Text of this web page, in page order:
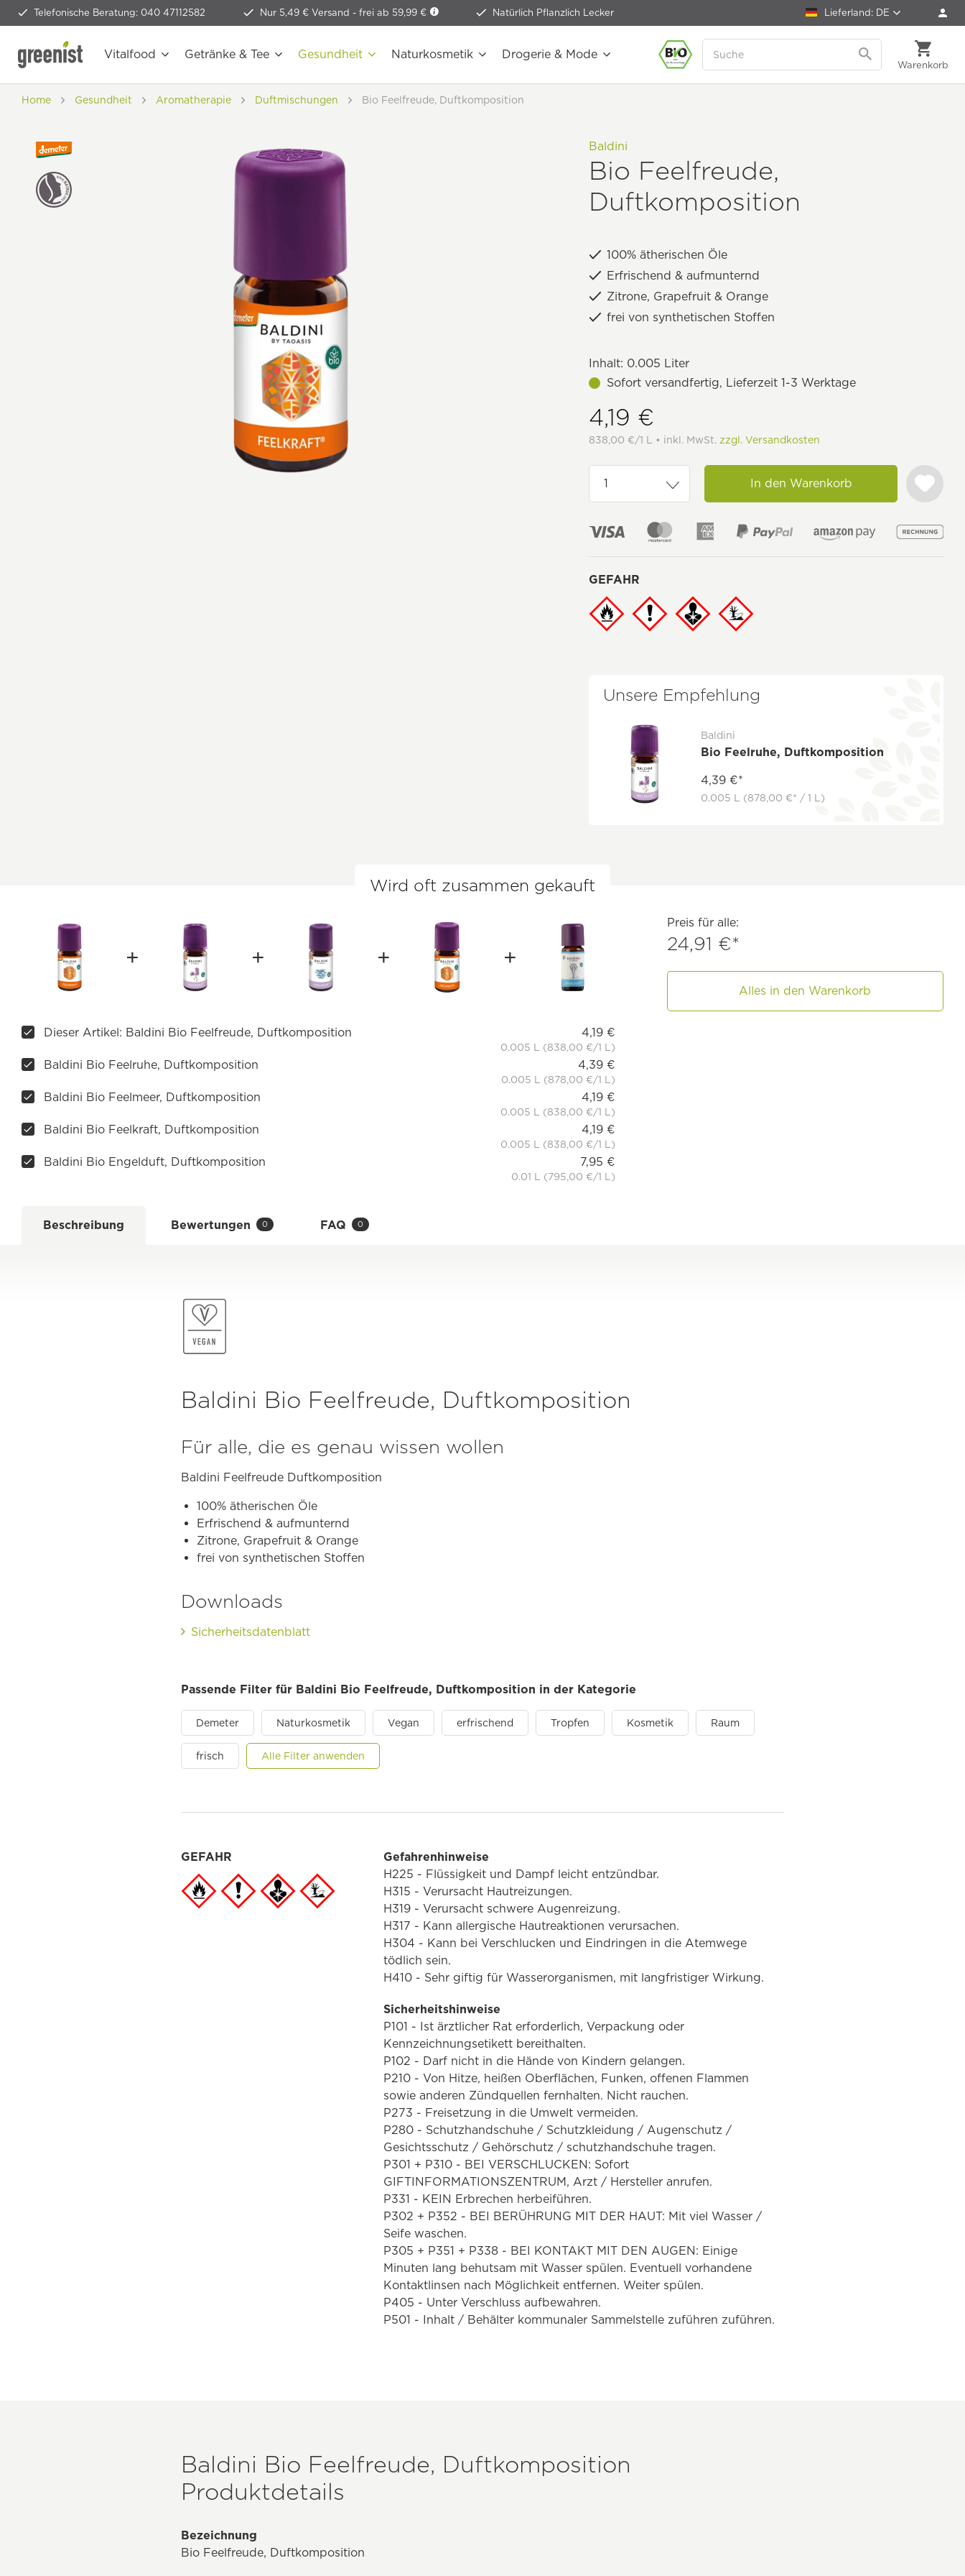
Telefonische Beratung: 040 47112582 Nur 5,49 € Versand - frei ab 59,99 € Natürlich Pflanzlich Lecker Lieferland: DE
Warenkorb
Vitalfood Getränke & Tee Gesundheit Naturkosmetik Drogerie & Mode
Home Gesundheit Aromatherapie Duftmischungen Bio Feelfreude, Duftkomposition
Baldini
Bio Feelfreude,
Duftkomposition
100% ätherischen Öle
Erfrischend & aufmunternd
Zitrone, Grapefruit & Orange
frei von synthetischen Stoffen
Inhalt: 0.005 Liter
Sofort versandfertig, Lieferzeit 1-3 Werktage
4,19 €
838,00 €/1 L • inkl. MwSt. zzgl. Versandkosten
In den Warenkorb
GEFAHR
Unsere Empfehlung
Baldini
Bio Feelruhe, Duftkomposition
4,39 €*
0.005 L (878,00 €* / 1 L)
Wird oft zusammen gekauft
Preis für alle:
24,91 €*
Alles in den Warenkorb
Dieser Artikel: Baldini Bio Feelfreude, Duftkomposition 4,19 €
0.005 L (838,00 €/1 L)
Baldini Bio Feelruhe, Duftkomposition 4,39 €
0.005 L (878,00 €/1 L)
Baldini Bio Feelmeer, Duftkomposition 4,19 €
0.005 L (838,00 €/1 L)
Baldini Bio Feelkraft, Duftkomposition 4,19 €
0.005 L (838,00 €/1 L)
Baldini Bio Engelduft, Duftkomposition 7,95 €
0.01 L (795,00 €/1 L)
Beschreibung Bewertungen 0 FAQ 0
Baldini Bio Feelfreude, Duftkomposition
Für alle, die es genau wissen wollen
Baldini Feelfreude Duftkomposition
100% ätherischen Öle
Erfrischend & aufmunternd
Zitrone, Grapefruit & Orange
frei von synthetischen Stoffen
Downloads
Sicherheitsdatenblatt
Passende Filter für Baldini Bio Feelfreude, Duftkomposition in der Kategorie
Demeter Naturkosmetik Vegan erfrischend Tropfen Kosmetik Raum
frisch Alle Filter anwenden
GEFAHR
Gefahrenhinweise
H225 - Flüssigkeit und Dampf leicht entzündbar.
H315 - Verursacht Hautreizungen.
H319 - Verursacht schwere Augenreizung.
H317 - Kann allergische Hautreaktionen verursachen.
H304 - Kann bei Verschlucken und Eindringen in die Atemwege
tödlich sein.
H410 - Sehr giftig für Wasserorganismen, mit langfristiger Wirkung.
Sicherheitshinweise
P101 - Ist ärztlicher Rat erforderlich, Verpackung oder
Kennzeichnungsetikett bereithalten.
P102 - Darf nicht in die Hände von Kindern gelangen.
P210 - Von Hitze, heißen Oberflächen, Funken, offenen Flammen
sowie anderen Zündquellen fernhalten. Nicht rauchen.
P273 - Freisetzung in die Umwelt vermeiden.
P280 - Schutzhandschuhe / Schutzkleidung / Augenschutz /
Gesichtsschutz / Gehörschutz / schutzhandschuhe tragen.
P301 + P310 - BEI VERSCHLUCKEN: Sofort
GIFTINFORMATIONSZENTRUM, Arzt / Hersteller anrufen.
P331 - KEIN Erbrechen herbeiführen.
P302 + P352 - BEI BERÜHRUNG MIT DER HAUT: Mit viel Wasser /
Seife waschen.
P305 + P351 + P338 - BEI KONTAKT MIT DEN AUGEN: Einige
Minuten lang behutsam mit Wasser spülen. Eventuell vorhandene
Kontaktlinsen nach Möglichkeit entfernen. Weiter spülen.
P405 - Unter Verschluss aufbewahren.
P501 - Inhalt / Behälter kommunaler Sammelstelle zuführen zuführen.
Baldini Bio Feelfreude, Duftkomposition
Produktdetails
Bezeichnung
Bio Feelfreude, Duftkomposition